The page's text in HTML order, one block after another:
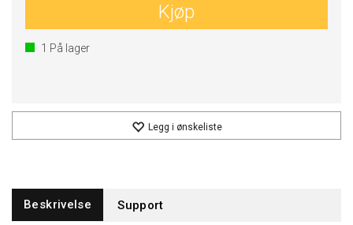
Kjøp
1 På lager
Legg i ønskeliste
Beskrivelse Support